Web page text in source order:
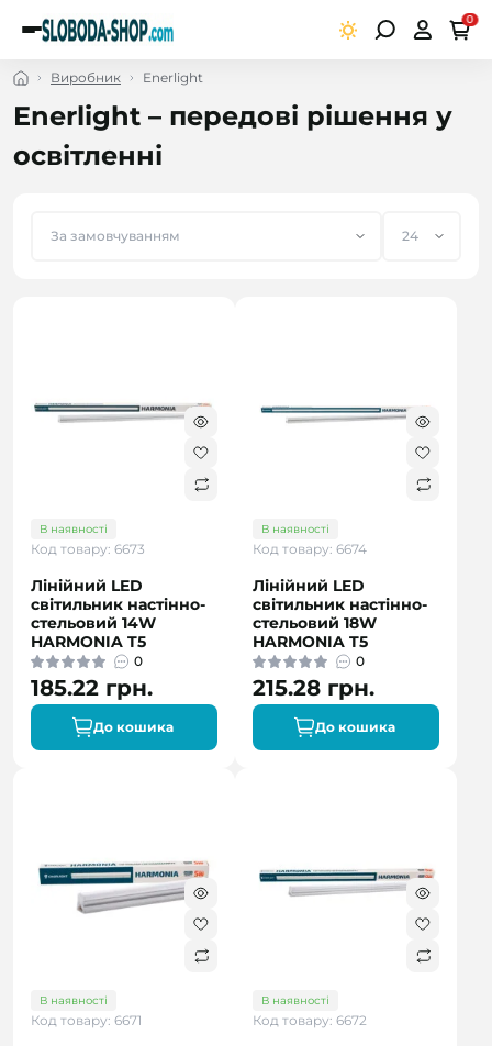
0
Виробник Enerlight
Enerlight – передові рішення у
освітленні
В наявності
Код товару: 6673
Лінійний LED
світильник настінно-
стельовий 14W
HARMONIA T5
0
185.22 грн.
До кошика
В наявності
Код товару: 6674
Лінійний LED
світильник настінно-
стельовий 18W
HARMONIA T5
0
215.28 грн.
До кошика
В наявності
Код товару: 6671
В наявності
Код товару: 6672